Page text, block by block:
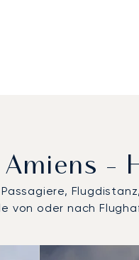
-
oder nach
im Jahr 2025